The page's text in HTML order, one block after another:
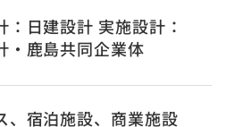
：日建設計 実施設計：
・鹿島共同企業体
、宿泊施設、商業施設